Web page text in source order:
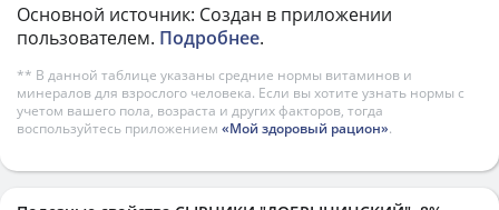
Основной источник: Создан в приложении
пользователем. Подробнее.
** В данной таблице указаны средние нормы витаминов и
минералов для взрослого человека. Если вы хотите узнать нормы с
учетом вашего пола, возраста и других факторов, тогда
воспользуйтесь приложением «Мой здоровый рацион».